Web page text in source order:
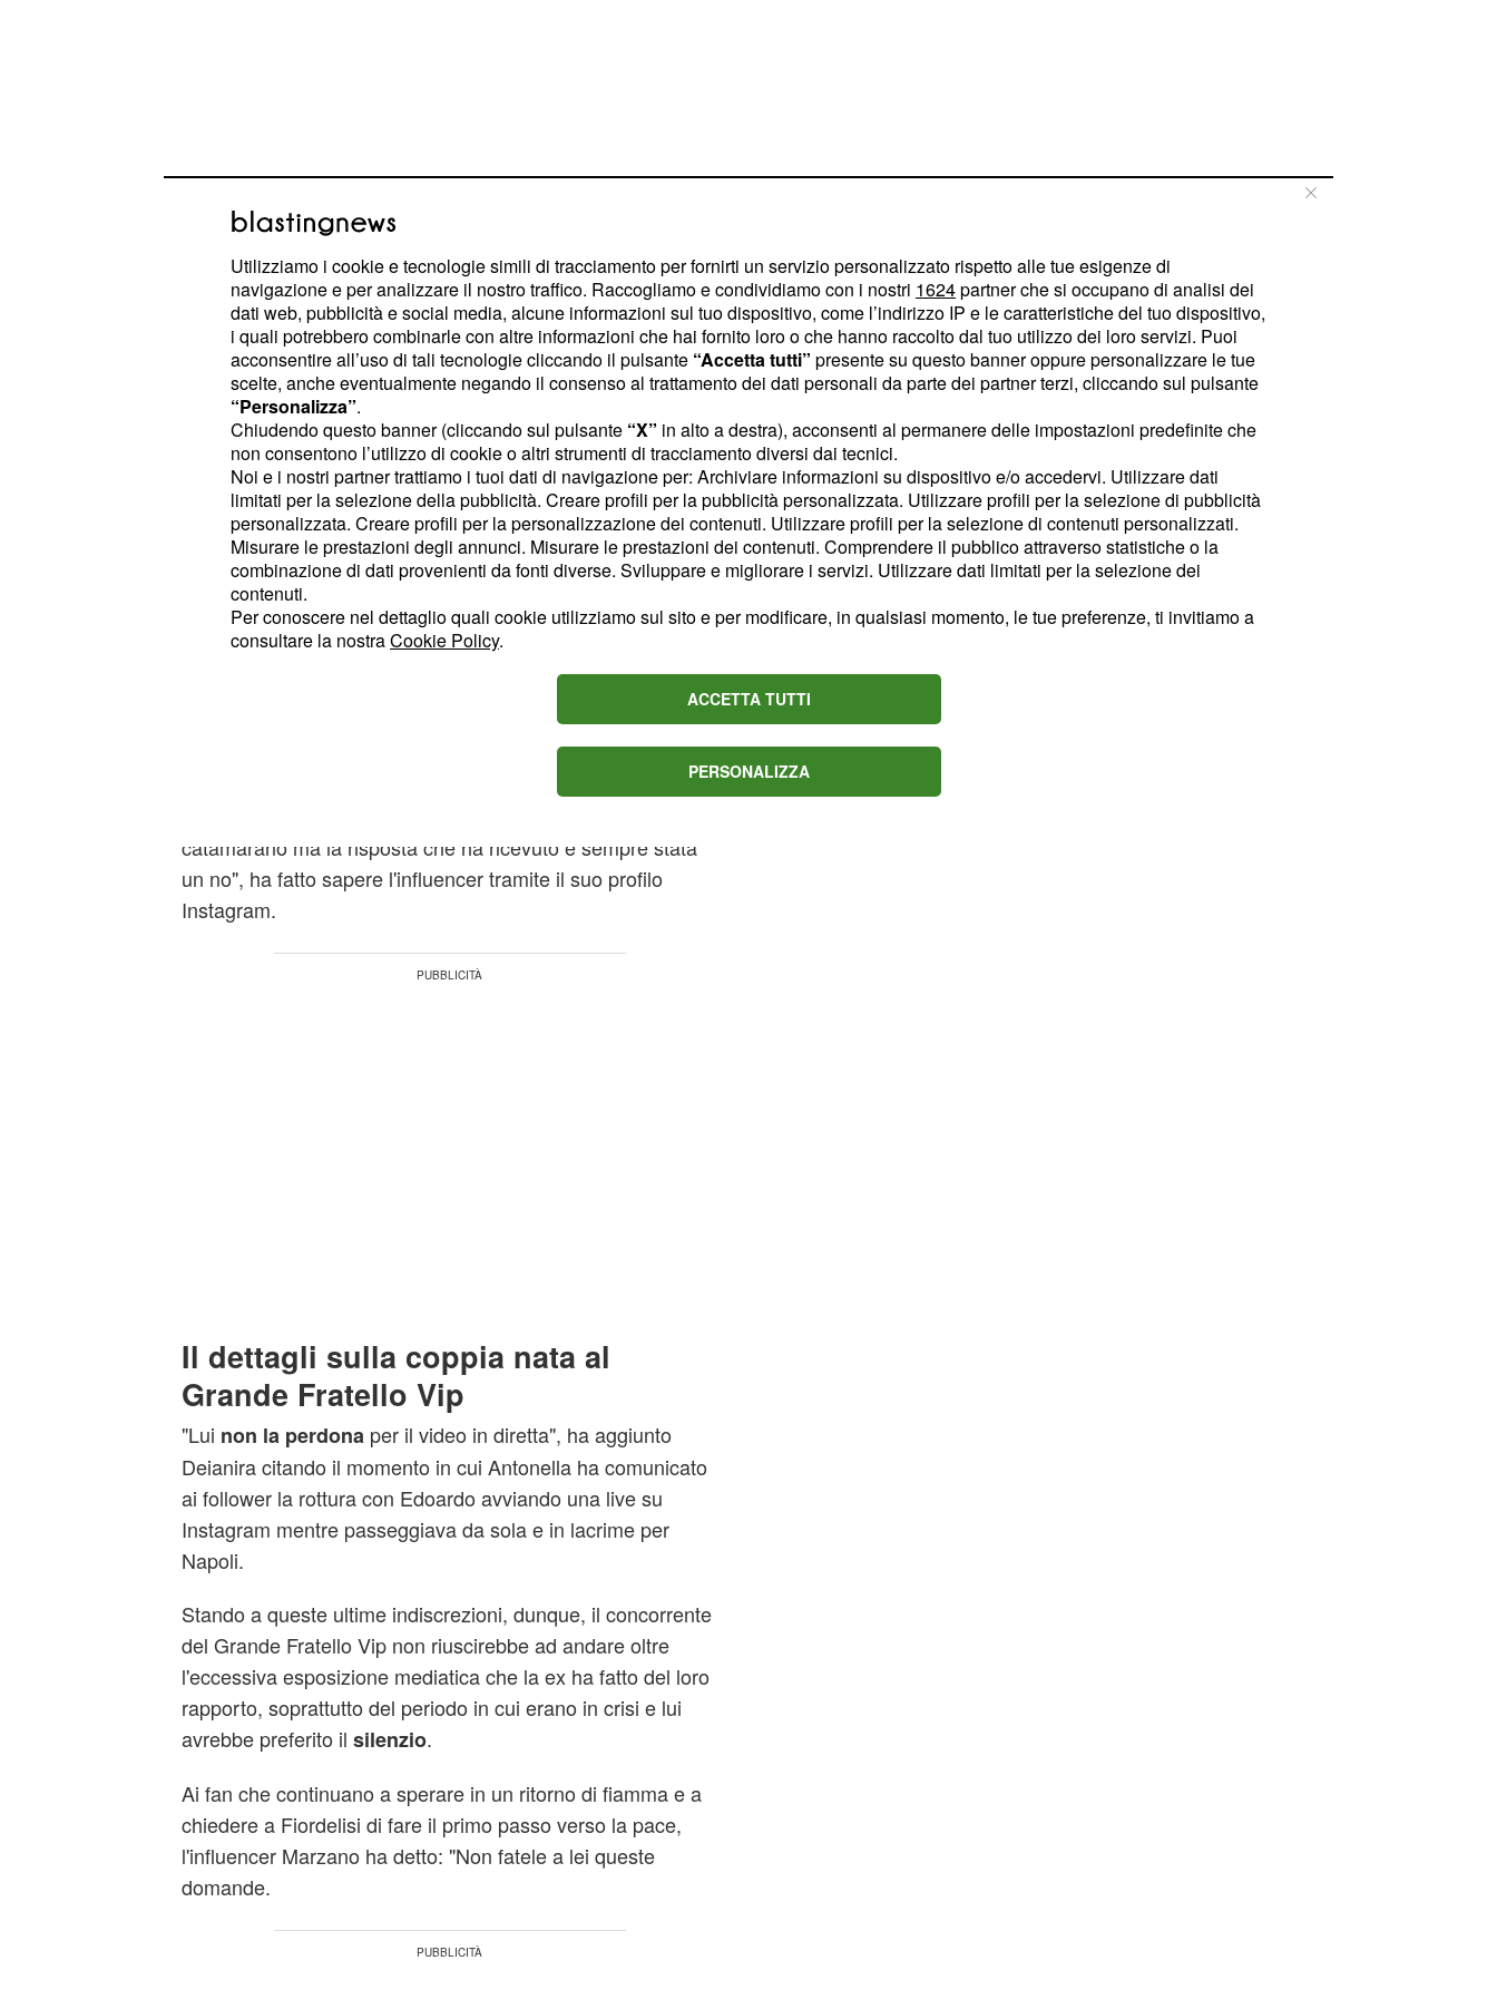
Aggiornamenti sui personaggi del
Grande Fratello Vip
Dopo cheAntonella ha smesso di seguire Edoardo su
Instagram, anche lui ha fatto altrettanto nelle ore
successive. Tra il 29 e il 30 luglio, dunque, i concorrenti del
Grande Fratello Vip 7 hanno deciso di cancellarsi
reciprocamente dalla liste di persone che seguono sui social
network e questo sembra esserel'atto finaledi una storia
lunga e travagliata.
I due ragazzi non si sono ancora esposti per raccontare i
Deianira Marzano a fare un po' di chiarezza riportando un
fa muro
catamarano ma la risposta che ha ricevuto è sempre stata
un no", ha fatto sapere l'influencer tramite il suo profilo
Instagram.
Il dettagli sulla coppia nata al
Grande Fratello Vip
"Lui non la perdona per il video in diretta", ha aggiunto
Deianira citando il momento in cui Antonella ha comunicato
ai follower la rottura con Edoardo avviando una live su
Instagram mentre passeggiava da sola e in lacrime per
Napoli.
Stando a queste ultime indiscrezioni, dunque, il concorrente
del Grande Fratello Vip non riuscirebbe ad andare oltre
l'eccessiva esposizione mediatica che la ex ha fatto del loro
rapporto, soprattutto del periodo in cui erano in crisi e lui
avrebbe preferito il silenzio.
Ai fan che continuano a sperare in un ritorno di fiamma e a
chiedere a Fiordelisi di fare il primo passo verso la pace,
l'influencer Marzano ha detto: "Non fatele a lei queste
domande.
Utilizziamo i cookie e tecnologie simili di tracciamento per fornirti un servizio personalizzato rispetto alle tue esigenze di
navigazione e per analizzare il nostro traffico. Raccogliamo e condividiamo con i nostri 1624partner che si occupano di analisi dei
dati web, pubblicità e social media, alcune informazioni sul tuo dispositivo, come l’indirizzo IP e le caratteristiche del tuo dispositivo,
i quali potrebbero combinarle con altre informazioni che hai fornito loro o che hanno raccolto dal tuo utilizzo dei loro servizi. Puoi
acconsentire all’uso di tali tecnologie cliccando il pulsante “Accetta tutti” presente su questo banner oppure personalizzare le tue
scelte, anche eventualmente negando il consenso al trattamento dei dati personali da parte dei partner terzi, cliccando sul pulsante
“Personalizza”.
Chiudendo questo banner (cliccando sul pulsante “X” in alto a destra), acconsenti al permanere delle impostazioni predefinite che
non consentono l’utilizzo di cookie o altri strumenti di tracciamento diversi dai tecnici.
Noi e i nostri partner trattiamo i tuoi dati di navigazione per: Archiviare informazioni su dispositivo e/o accedervi. Utilizzare dati
limitati per la selezione della pubblicità. Creare profili per la pubblicità personalizzata. Utilizzare profili per la selezione di pubblicità
personalizzata. Creare profili per la personalizzazione dei contenuti. Utilizzare profili per la selezione di contenuti personalizzati.
Misurare le prestazioni degli annunci. Misurare le prestazioni dei contenuti. Comprendere il pubblico attraverso statistiche o la
combinazione di dati provenienti da fonti diverse. Sviluppare e migliorare i servizi. Utilizzare dati limitati per la selezione dei
contenuti.
Per conoscere nel dettaglio quali cookie utilizziamo sul sito e per modificare, in qualsiasi momento, le tue preferenze, ti invitiamo a
consultare la nostraCookie Policy.
ACCETTA TUTTI
PERSONALIZZA